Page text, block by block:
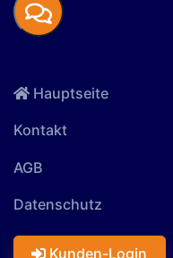
Hauptseite
Kontakt
AGB
Datenschutz
Kunden-Login